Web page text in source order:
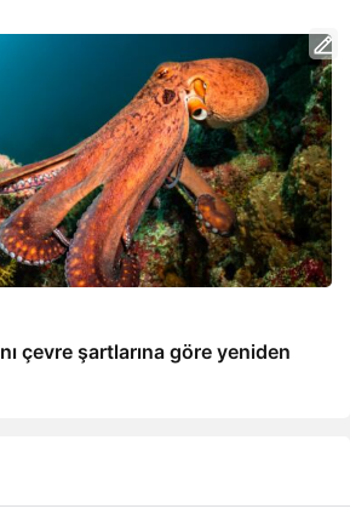
çevre şartlarına göre yeniden